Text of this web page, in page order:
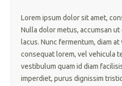
Lorem ipsum dolor sit amet,
Nulla dolor metus, accumsan
lacus. Nunc fermentum, diam
consequat lorem, vel vehicula
vestibulum quam id diam
imperdiet, purus dignissim